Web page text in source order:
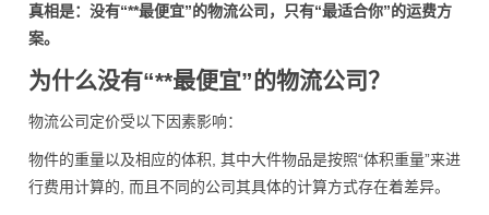
真相是：没有“**最便宜”的物流公司，只有“最适合你”的运费方
案。
为什么没有“**最便宜”的物流公司？
物流公司定价受以下因素影响：
物件的重量以及相应的体积, 其中大件物品是按照“体积重量”来进
行费用计算的, 而且不同的公司其具体的计算方式存在着差异。